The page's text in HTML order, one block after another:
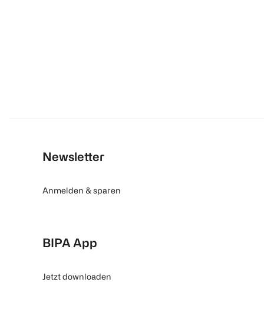
Newsletter
Anmelden & sparen
BIPA App
Jetzt downloaden